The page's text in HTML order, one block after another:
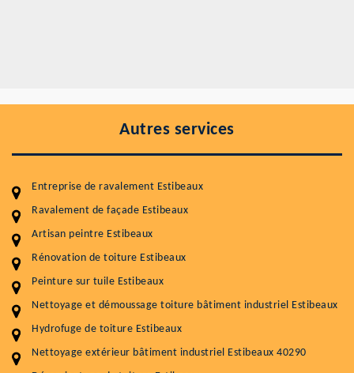
Autres services
Entreprise de ravalement Estibeaux
Ravalement de façade Estibeaux
Artisan peintre Estibeaux
Rénovation de toiture Estibeaux
Peinture sur tuile Estibeaux
Nettoyage et démoussage toiture bâtiment industriel Estibeaux
Hydrofuge de toiture Estibeaux
Nettoyage extérieur bâtiment industriel Estibeaux 40290
Entretenir votre toiture, c'est préserver sa
durabilité
Plus de 15 ans d'expérience en couverture et facade
Service
Nettoyageb toiture